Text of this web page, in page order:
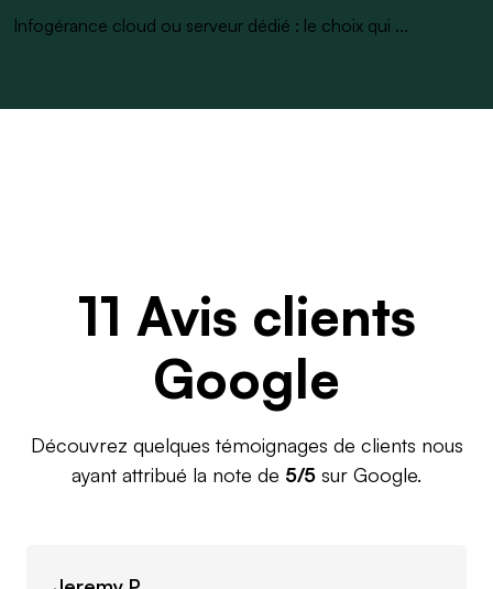
Infogérance cloud ou serveur dédié : le choix qui ...
11 Avis clients
Google
Découvrez quelques témoignages de clients nous
ayant attribué la note de 5/5 sur Google.